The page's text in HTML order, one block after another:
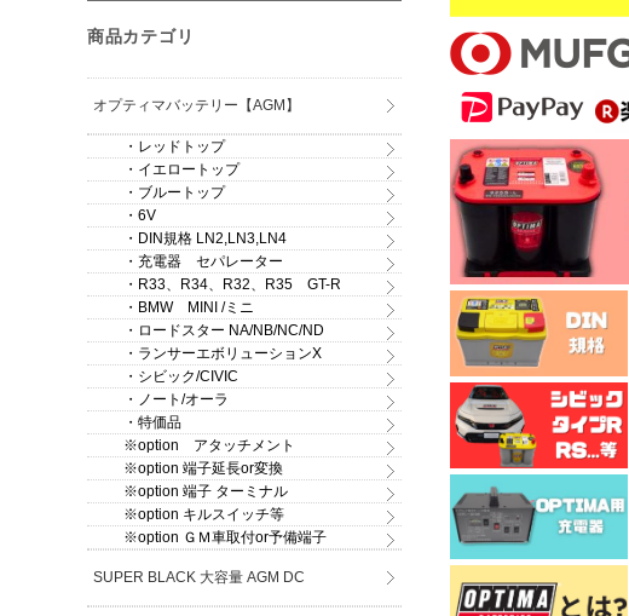
商品カテゴリ
オプティマバッテリー【AGM】
・レッドトップ
・イエロートップ
・ブルートップ
・6V
・DIN規格 LN2,LN3,LN4
・充電器 セパレーター
・R33、R34、R32、R35 GT-R
・BMW MINI /ミニ
・ロードスター NA/NB/NC/ND
・ランサーエボリューションX
・シビック/CIVIC
・ノート/オーラ
・特価品
※option アタッチメント
※option 端子延長or変換
※option 端子 ターミナル
※option キルスイッチ等
※option ＧＭ車取付or予備端子
SUPER BLACK 大容量 AGM DC